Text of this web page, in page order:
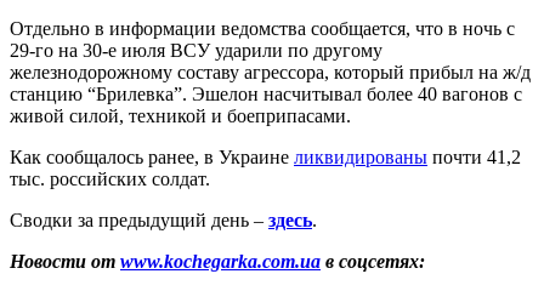
Отдельно в информации ведомства сообщается, что в ночь с
29-го на 30-е июля ВСУ ударили по другому
железнодорожному составу агрессора, который прибыл на ж/д
станцию “Брилевка”. Эшелон насчитывал более 40 вагонов с
живой силой, техникой и боеприпасами.
Как сообщалось ранее, в Украине ликвидированы почти 41,2
тыс. российских солдат.
Сводки за предыдущий день – здесь.
Новости от www.kochegarka.com.ua в соцсетях: